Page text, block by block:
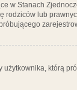
w Stanach
rodziców lub
którą